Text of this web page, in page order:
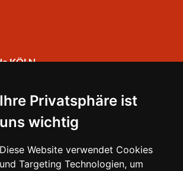
Ihre Privatsphäre ist
uns wichtig
Diese Website verwendet Cookies
und Targeting Technologien, um
KÖLN
koeln.de